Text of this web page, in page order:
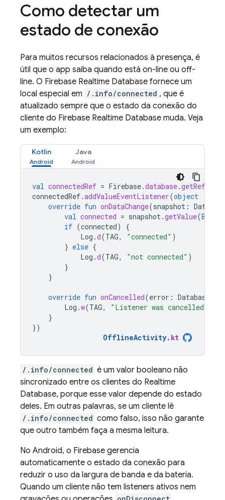
Como detectar um
estado de conexão
Para muitos recursos relacionados à presença, é
útil que o app saiba quando está on-line ou off-
line. O Firebase Realtime Database fornece um
local especial em /.info/connected , que é
atualizado sempre que o estado da conexão do
cliente do Firebase Realtime Database muda. Veja
um exemplo:
Kotlin Java
val connectedRef = Firebase.database.
connectedRef.addValueEventListener(object
override fun onDataChange(snapshot :
val connected = snapshot.getValue(
if (connected)
{
Log .d(TAG, "connected" )
} else {
Log .d(TAG, "not connected" )
}
}
override fun onCancelled(error :
Log .w(TAG, "Listener was cancelled"
}
})
OfflineActivity. kt
/.info/connected é um valor booleano não
sincronizado entre os clientes do Realtime
Database, porque esse valor depende do estado
deles. Em outras palavras, se um cliente lê
/.info/connected como falso, isso não garante
que outro também faça a mesma leitura.
No Android, o Firebase gerencia
automaticamente o estado da conexão para
reduzir o uso da largura de banda e da bateria.
Quando um cliente não tem listeners ativos nem